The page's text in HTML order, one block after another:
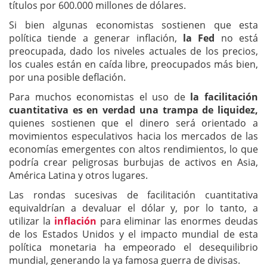
títulos por 600.000 millones de dólares.
Si bien algunas economistas sostienen que esta
política tiende a generar inflación, la Fed no está
preocupada, dado los niveles actuales de los precios,
los cuales están en caída libre, preocupados más bien,
por una posible deflación.
Para muchos economistas el uso de la facilitación
cuantitativa es en verdad una trampa de liquidez,
quienes sostienen que el dinero será orientado a
movimientos especulativos hacia los mercados de las
economías emergentes con altos rendimientos, lo que
podría crear peligrosas burbujas de activos en Asia,
América Latina y otros lugares.
Las rondas sucesivas de facilitación cuantitativa
equivaldrían a devaluar el dólar y, por lo tanto, a
utilizar la inflación para eliminar las enormes deudas
de los Estados Unidos y el impacto mundial de esta
política monetaria ha empeorado el desequilibrio
mundial, generando la ya famosa guerra de divisas.